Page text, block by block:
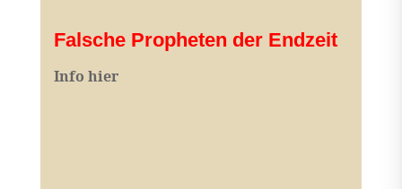
Falsche Propheten der Endzeit
Info hier